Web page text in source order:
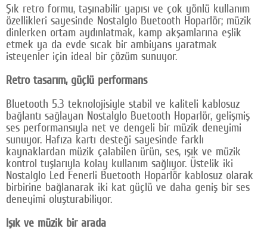
Google Plus
© 2026 TÜM HAKLARI SAKLIDIR
Şık retro formu, taşınabilir yapısı ve çok yönlü kullanım
özellikleri sayesinde Nostalglo Buetooth Hoparlör; müzik
dinlerken ortam aydınlatmak, kamp akşamlarına eşlik
etmek ya da evde sıcak bir ambiyans yaratmak
isteyenler için ideal bir çözüm sunuyor.
Retro tasarım, güçlü performans
Bluetooth 5.3 teknolojisiyle stabil ve kaliteli kablosuz
bağlantı sağlayan Nostalglo Buetooth Hoparlör, gelişmiş
ses performansıyla net ve dengeli bir müzik deneyimi
sunuyor. Hafıza kartı desteği sayesinde farklı
kaynaklardan müzik çalabilen ürün, ses, ışık ve müzik
kontrol tuşlarıyla kolay kullanım sağlıyor. Üstelik iki
Nostalglo Led Fenerli Buetooth Hoparlör kablosuz olarak
birbirine bağlanarak iki kat güçlü ve daha geniş bir ses
deneyimi oluşturabiliyor.
Işık ve müzik bir arada